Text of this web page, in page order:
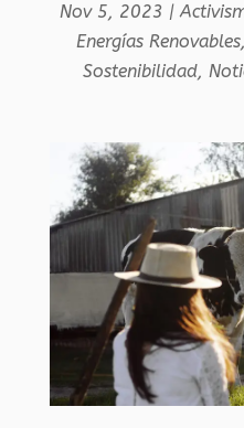
Nov 5, 2023 |
Energías Renovables
Sostenibilidad,